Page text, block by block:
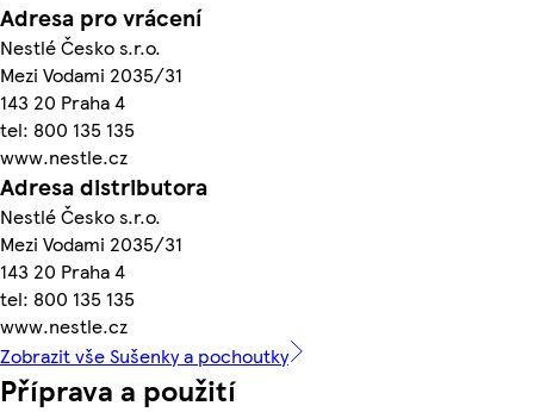
Adresa pro vrácení
Nestlé Česko s.r.o.
Mezi Vodami 2035/31
143 20 Praha 4
tel: 800 135 135
www.nestle.cz
Adresa distributora
Nestlé Česko s.r.o.
Mezi Vodami 2035/31
143 20 Praha 4
tel: 800 135 135
www.nestle.cz
Zobrazit vše Sušenky a pochoutky
Příprava a použití